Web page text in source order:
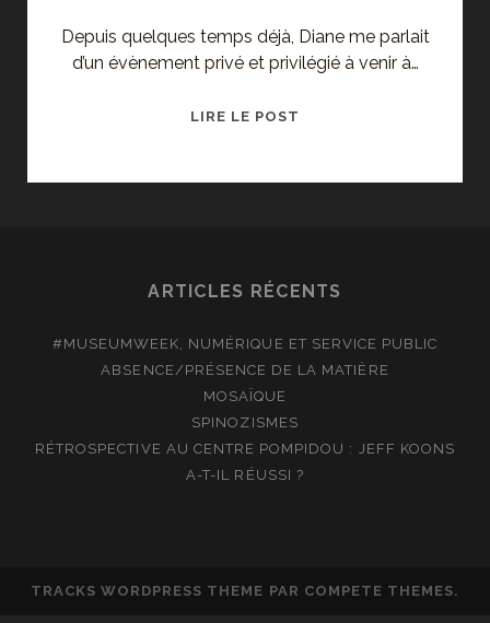
Depuis quelques temps déjà, Diane me parlait
d’un évènement privé et privilégié à venir à…
LIRE LE POST
ANTOINETTE
ARTICLES RÉCENTS
#MUSEUMWEEK, NUMÉRIQUE ET SERVICE PUBLIC
ABSENCE/PRÉSENCE DE LA MATIÈRE
MOSAÏQUE
SPINOZISMES
RÉTROSPECTIVE AU CENTRE POMPIDOU : JEFF KOONS
A-T-IL RÉUSSI ?
TRACKS WORDPRESS THEME PAR COMPETE THEMES.